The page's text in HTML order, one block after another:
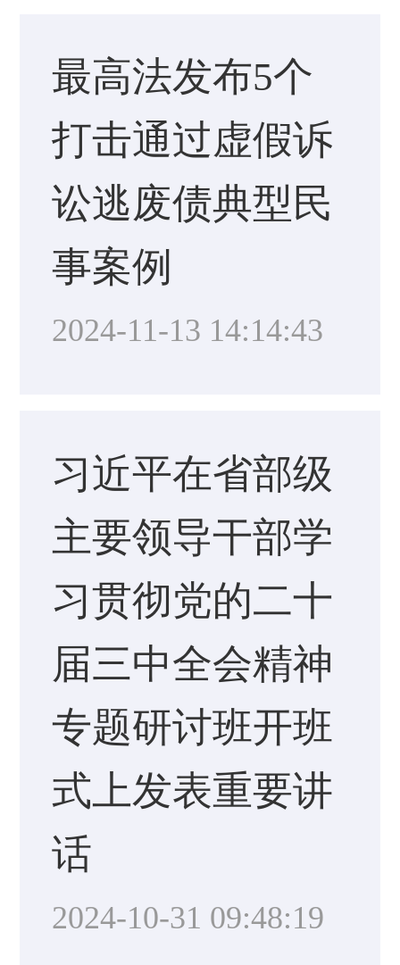
最高法发布5个
打击通过虚假诉
讼逃废债典型民
事案例
2024-11-13 14:14:43
习近平在省部级
主要领导干部学
习贯彻党的二十
届三中全会精神
专题研讨班开班
式上发表重要讲
话
2024-10-31 09:48:19